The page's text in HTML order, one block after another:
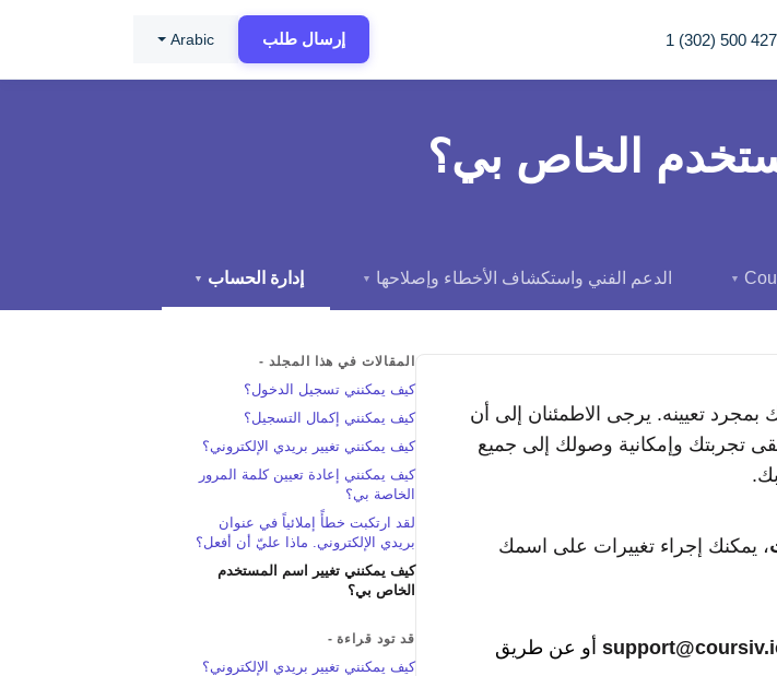
إرسال طلب 1 (302) 500
Arabic
الخاص بي؟
▼ الدعم الفني واستكشاف الأخطاء وإصلاحها ▼ إدارة الحساب ▼
تعيينه. يرجى الاطمئنان إلى أن
تجربتك وإمكانية وصولك إلى جميع
، يمكنك إجراء تغييرات على اسمك
أو عن طريق
المقالات في هذا المجلد -
كيف يمكنني تسجيل الدخول؟
كيف يمكنني إكمال التسجيل؟
كيف يمكنني تغيير بريدي الإلكتروني؟
كيف يمكنني إعادة تعيين كلمة المرور
الخاصة بي؟
لقد ارتكبت خطأً إملائياً في عنوان
بريدي الإلكتروني. ماذا عليّ أن أفعل؟
كيف يمكنني تغيير اسم المستخدم
الخاص بي؟
قد تود قراءة -
كيف يمكنني تغيير بريدي الإلكتروني؟